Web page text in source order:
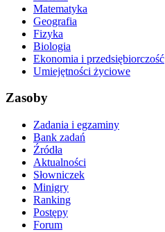
Matematyka
Geografia
Fizyka
Biologia
Ekonomia i przedsiębiorczość
Umiejętności życiowe
Zasoby
Zadania i egzaminy
Bank zadań
Źródła
Aktualności
Słowniczek
Minigry
Ranking
Postępy
Forum